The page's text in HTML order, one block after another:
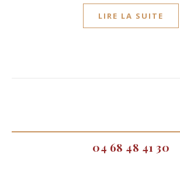
LIRE LA SUITE
04 68 48 41 30